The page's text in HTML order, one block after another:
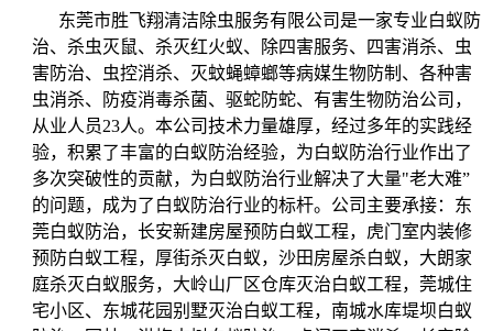
东莞市胜飞翔清洁除虫服务有限公司是一家专业白蚁防
治、杀虫灭鼠、杀灭红火蚁、除四害服务、四害消杀、虫
害防治、虫控消杀、灭蚊蝇蟑螂等病媒生物防制、各种害
虫消杀、防疫消毒杀菌、驱蛇防蛇、有害生物防治公司，
从业人员23人。本公司技术力量雄厚，经过多年的实践经
验，积累了丰富的白蚁防治经验，为白蚁防治行业作出了
多次突破性的贡献，为白蚁防治行业解决了大量"老大难”
的问题，成为了白蚁防治行业的标杆。 公司主要承接：东
莞白蚁防治，长安新建房屋预防白蚁工程，虎门室内装修
预防白蚁工程，厚街杀灭白蚁，沙田房屋杀白蚁，大朗家
庭杀灭白蚁服务，大岭山厂区仓库灭治白蚁工程，莞城住
宅小区、东城花园别墅灭治白蚁工程，南城水库堤坝白蚁